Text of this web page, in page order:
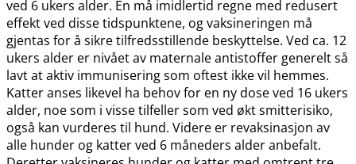
ved 6 ukers alder. En må imidlertid regne med redusert
effekt ved disse tidspunktene, og vaksineringen må
gjentas for å sikre tilfredsstillende beskyttelse. Ved ca. 12
ukers alder er nivået av maternale antistoffer generelt så
lavt at aktiv immunisering som oftest ikke vil hemmes.
Katter anses likevel ha behov for en ny dose ved 16 ukers
alder, noe som i visse tilfeller som ved økt smitterisiko,
også kan vurderes til hund. Videre er revaksinasjon av
alle hunder og katter ved 6 måneders alder anbefalt.